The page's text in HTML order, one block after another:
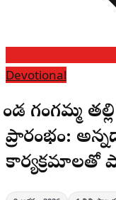
Devotional
కొండ గంగమ్మ
ప్రారంభం:
కార్యక్రమాలతో